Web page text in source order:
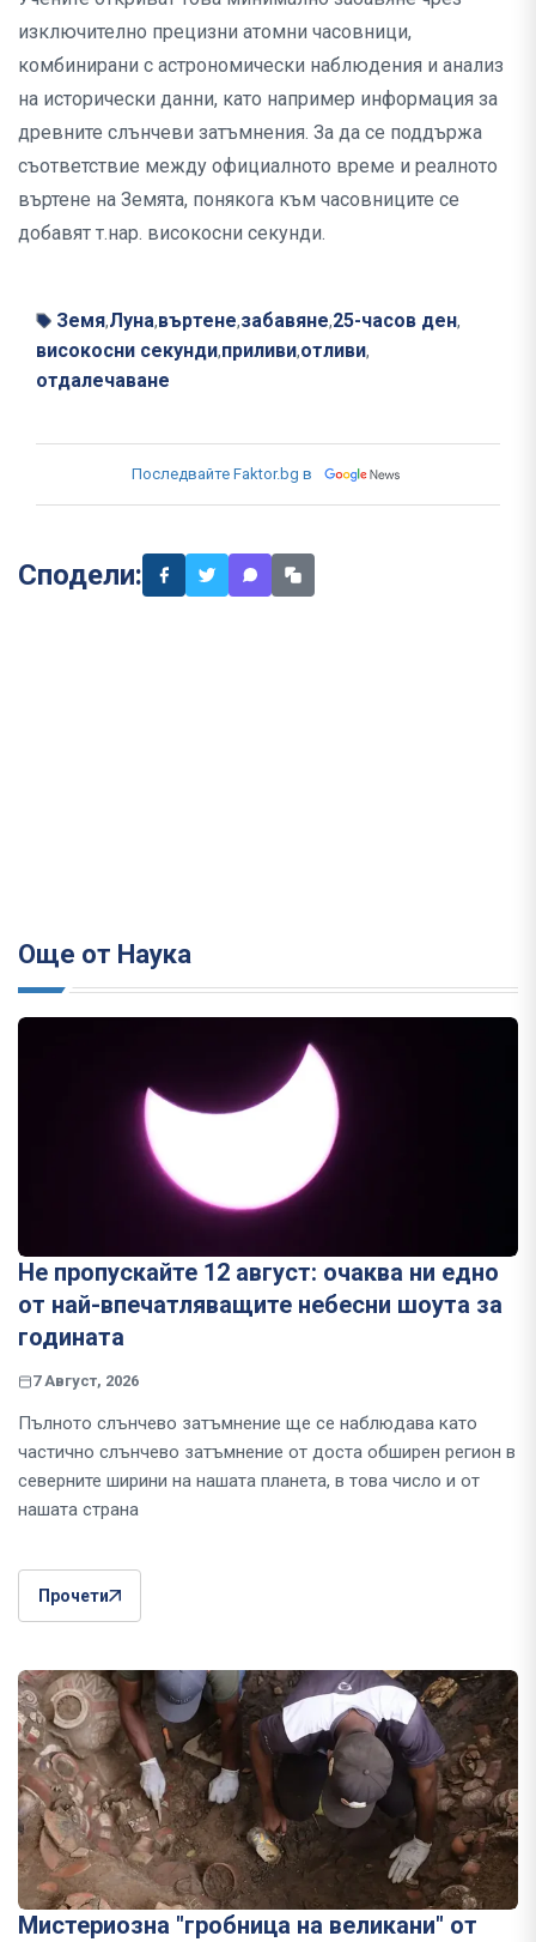
изключително прецизни атомни часовници,
комбинирани с астрономически наблюдения и анализ
на исторически данни, като например информация за
древните слънчеви затъмнения. За да се поддържа
съответствие между официалното време и реалното
въртене на Земята, понякога към часовниците се
добавят т.нар. високосни секунди.
Земя,Луна,въртене,забавяне,25-часов ден,
високосни секунди,приливи,отливи,
отдалечаване
Последвайте Faktor.bg в
Сподели:
Още от Наука
Не пропускайте 12 август: очаква ни едно
от най-впечатляващите небесни шоута за
годината
7 Август, 2026
Пълното слънчево затъмнение ще се наблюдава като
частично слънчево затъмнение от доста обширен регион в
северните ширини на нашата планета, в това число и от
нашата страна
Прочети
Мистериозна "гробница на великани" от